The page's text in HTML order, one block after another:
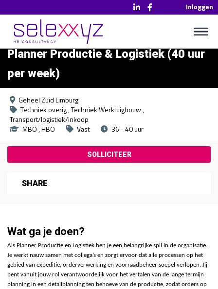
Inloggen
Planner Productie & Logistiek (40 uur
per week)
Geheel Zuid Limburg
Techniek overig Techniek Werktuigbouw
Transport/logistiek/inkoop
MBO HBO Vast 36 - 40 uur
SHARE
Wat ga je doen?
Als Planner Productie en Logistiek ben je een belangrijke spil in de organisatie.
Je werkt nauw samen met collega’s en zorgt ervoor dat alle processen op het
gebied van expeditie, orderverwerking en voorraadbeheer soepel verlopen. Jij
bent vanuit jouw rol verantwoordelijk voor het vertalen van de lange termijn
planning in een detailplanning ten behoeve van de productie, zodat orders op